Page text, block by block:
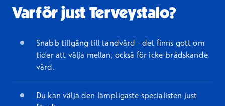
Varför just Terveystalo?
Snabb tillgång till tandvård - det finns gott om
tider att välja mellan, också för icke-brådskande
vård.
Du kan välja den lämpligaste specialisten just